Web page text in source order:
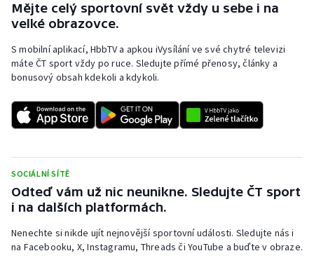
Mějte celý sportovní svět vždy u sebe i na
velké obrazovce.
S mobilní aplikací, HbbTV a apkou iVysílání ve své chytré televizi
máte ČT sport vždy po ruce. Sledujte přímé přenosy, články a
bonusový obsah kdekoli a kdykoli.
SOCIÁLNÍ SÍTĚ
Odteď vám už nic neunikne. Sledujte ČT sport
i na dalších platformách.
Nenechte si nikde ujít nejnovější sportovní události. Sledujte nás i
na Facebooku, X, Instagramu, Threads či YouTube a buďte v obraze.